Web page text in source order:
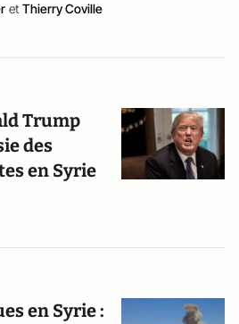
et Thierry Coville
Trump
des
en Syrie
en Syrie :